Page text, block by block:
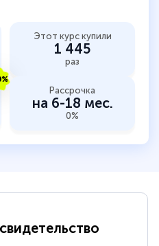
Этот курс купили
1 445
раз
Рассрочка
на 6-18 мес.
0%